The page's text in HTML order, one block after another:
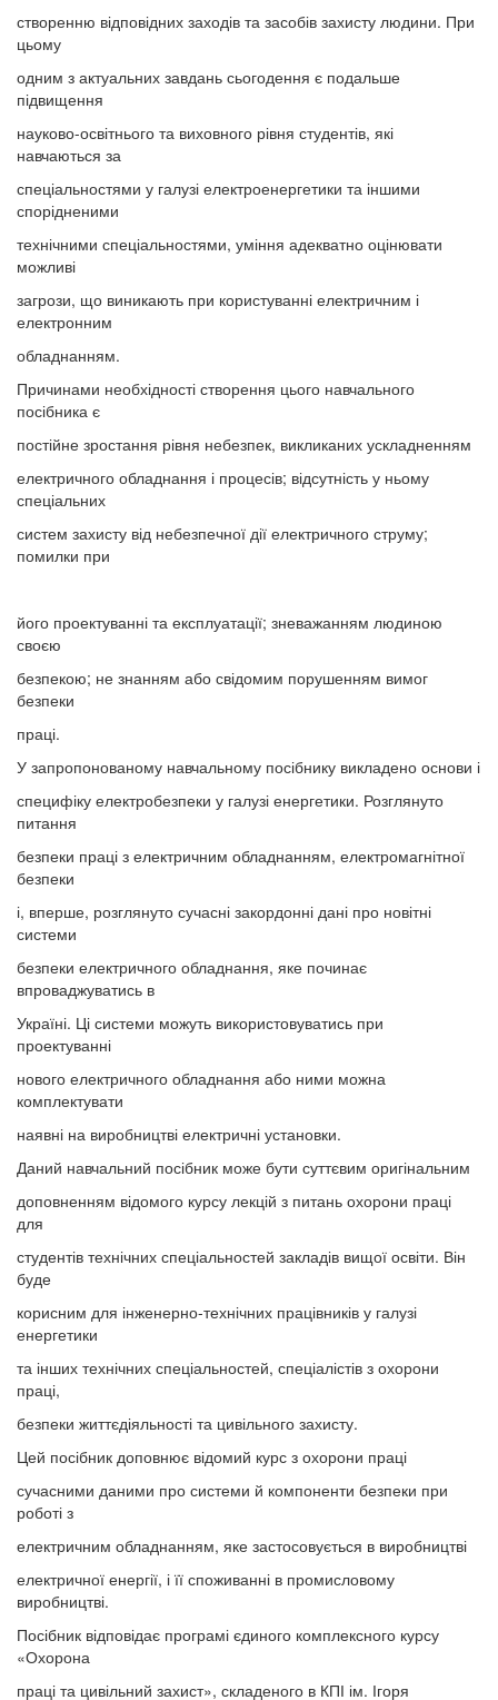
створенню відповідних заходів та засобів захисту людини. При
цьому
одним з актуальних завдань сьогодення є подальше
підвищення
науково-освітнього та виховного рівня студентів, які
навчаються за
спеціальностями у галузі електроенергетики та іншими
спорідненими
технічними спеціальностями, уміння адекватно оцінювати
можливі
загрози, що виникають при користуванні електричним і
електронним
обладнанням.
Причинами необхідності створення цього навчального
посібника є
постійне зростання рівня небезпек, викликаних ускладненням
електричного обладнання і процесів; відсутність у ньому
спеціальних
систем захисту від небезпечної дії електричного струму;
помилки при
його проектуванні та експлуатації; зневажанням людиною
своєю
безпекою; не знанням або свідомим порушенням вимог
безпеки
праці.
У запропонованому навчальному посібнику викладено основи і
специфіку електробезпеки у галузі енергетики. Розглянуто
питання
безпеки праці з електричним обладнанням, електромагнітної
безпеки
і, вперше, розглянуто сучасні закордонні дані про новітні
системи
безпеки електричного обладнання, яке починає
впроваджуватись в
Україні. Ці системи можуть використовуватись при
проектуванні
нового електричного обладнання або ними можна
комплектувати
наявні на виробництві електричні установки.
Даний навчальний посібник може бути суттєвим оригінальним
доповненням відомого курсу лекцій з питань охорони праці
для
студентів технічних спеціальностей закладів вищої освіти. Він
буде
корисним для інженерно-технічних працівників у галузі
енергетики
та інших технічних спеціальностей, спеціалістів з охорони
праці,
безпеки життєдіяльності та цивільного захисту.
Цей посібник доповнює відомий курс з охорони праці
сучасними даними про системи й компоненти безпеки при
роботі з
електричним обладнанням, яке застосовується в виробництві
електричної енергії, і її споживанні в промисловому
виробництві.
Посібник відповідає програмі єдиного комплексного курсу
«Охорона
праці та цивільний захист», складеного в КПІ ім. Ігоря